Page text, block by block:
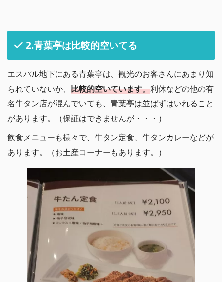
2.青葉亭は比較的空いてる
エスパル地下にある青葉亭は、観光のお客さんにあまり知
られていないか、 比較的空いています。利休などの他の有
名牛タン店が混んでいても、青葉亭は並ばずはいれること
があります。（保証はできませんが・・・）
飲食メニューも様々で、牛タン定食、牛タンカレーなどが
あります。（お土産コーナーもあります。）